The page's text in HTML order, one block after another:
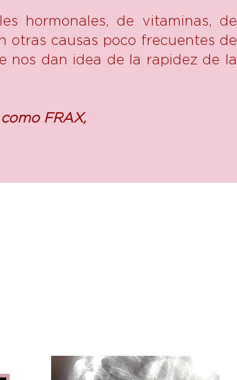
hormonales, de vitaminas, de
otras causas poco frecuentes de
nos dan idea de la rapidez de la
FRAX,